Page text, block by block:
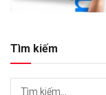
Tìm kiếm